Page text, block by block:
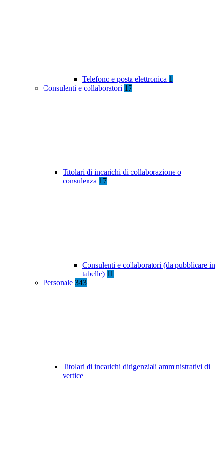
Telefono e posta elettronica 1
Consulenti e collaboratori 17
Titolari di incarichi di collaborazione o
consulenza 17
Consulenti e collaboratori (da pubblicare in
tabelle) 11
Personale 343
Titolari di incarichi dirigenziali amministrativi di
vertice